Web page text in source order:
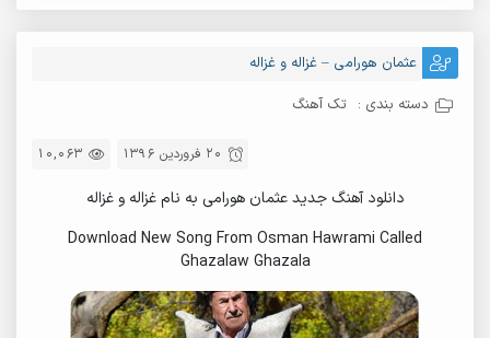
عثمان هورامی – غزاله و غزاله
دسته بندی : تک آهنگ
10,063 20 فروردین 1396
دانلود آهنگ جدید عثمان هورامی به نام غزاله و غزاله
Download New Song From Osman Hawrami Called
Ghazalaw Ghazala